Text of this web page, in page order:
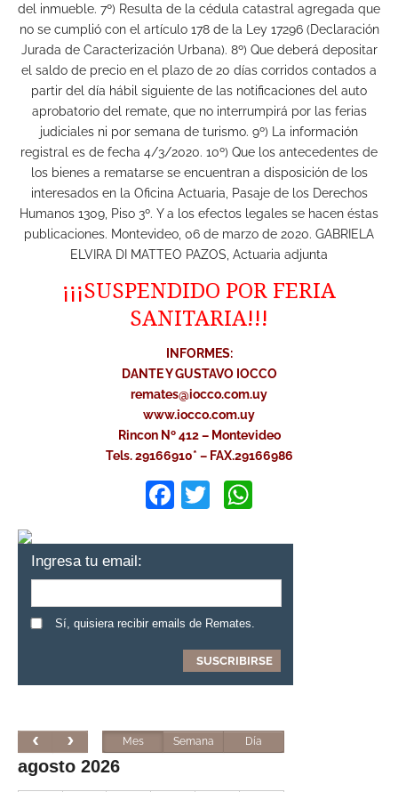
del inmueble. 7º) Resulta de la cédula catastral agregada que
no se cumplió con el artículo 178 de la Ley 17296 (Declaración
Jurada de Caracterización Urbana). 8º) Que deberá depositar
el saldo de precio en el plazo de 20 días corridos contados a
partir del día hábil siguiente de las notificaciones del auto
aprobatorio del remate, que no interrumpirá por las ferias
judiciales ni por semana de turismo. 9º) La información
registral es de fecha 4/3/2020. 10º) Que los antecedentes de
los bienes a rematarse se encuentran a disposición de los
interesados en la Oficina Actuaria, Pasaje de los Derechos
Humanos 1309, Piso 3º. Y a los efectos legales se hacen éstas
publicaciones. Montevideo, 06 de marzo de 2020. GABRIELA
ELVIRA DI MATTEO PAZOS, Actuaria adjunta
¡¡¡SUSPENDIDO POR FERIA
SANITARIA!!!
INFORMES:
DANTE Y GUSTAVO IOCCO
remates@iocco.com.uy
www.iocco.com.uy
Rincon Nº 412 – Montevideo
Tels. 29166910* – FAX.29166986
Facebook
Twitter
Ingresa tu email:
Sí, quisiera recibir emails de Remates.
Mes Semana Día
agosto 2026